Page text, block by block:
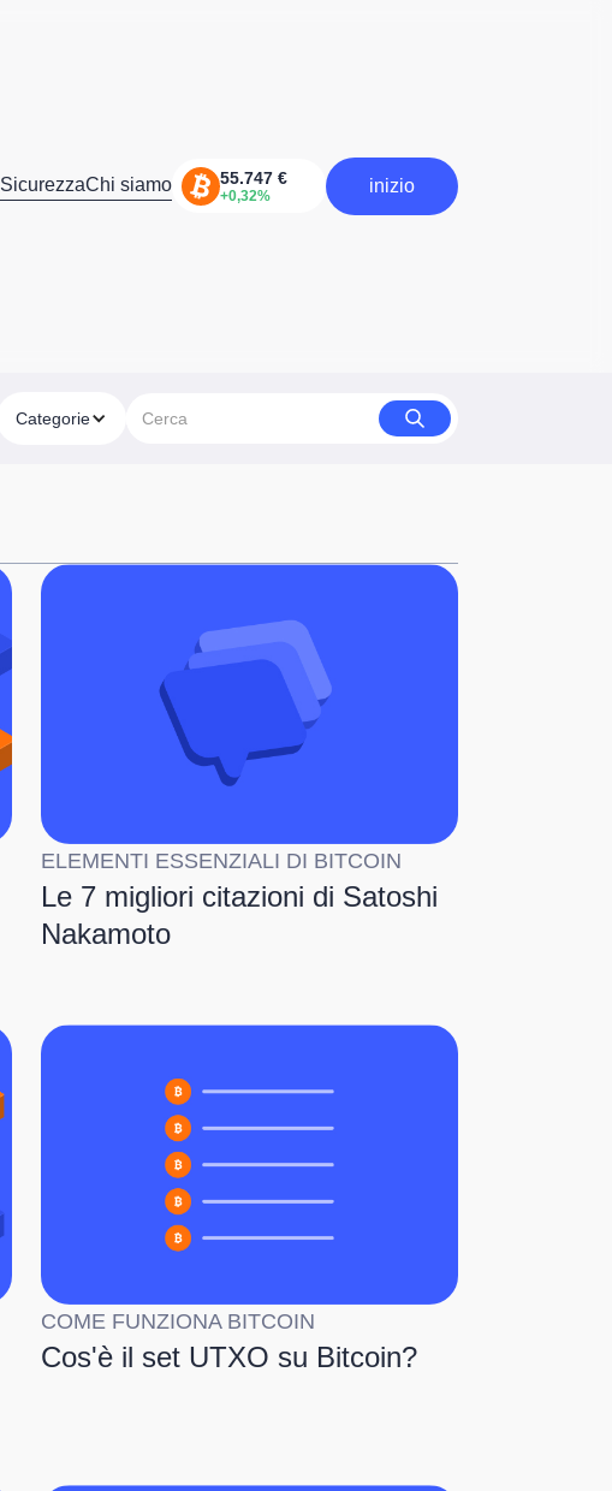
SicurezzaChi siamo
inizio
inizia
Categorie
ELEMENTI ESSENZIALI DI BITCOIN
Le 7 migliori citazioni di Satoshi
Nakamoto
COME FUNZIONA BITCOIN
Cos'è il set UTXO su Bitcoin?